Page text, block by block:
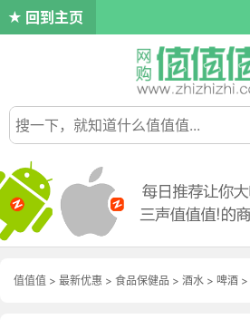
回到主页
值值值 > 最新优惠 > 食品保健品 > 酒水 > 啤酒 >